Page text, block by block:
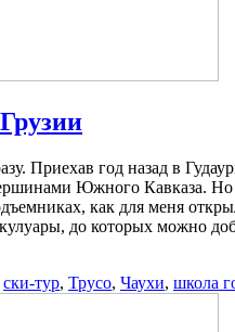
Приехав год назад в
Южного Кавказа. Но
как для меня
до которых можно
ски-тур, Трусо, Чаухи, школа